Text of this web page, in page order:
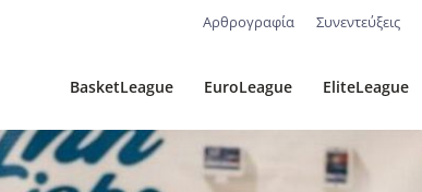
Αρθρογραφία Συνεντεύξεις
BasketLeague EuroLeague EliteLeague